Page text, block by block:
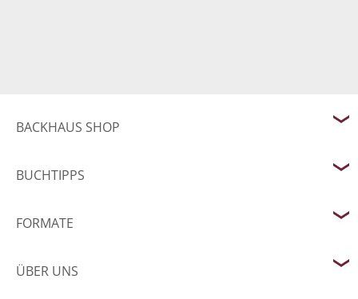
BACKHAUS SHOP
BUCHTIPPS
FORMATE
ÜBER UNS